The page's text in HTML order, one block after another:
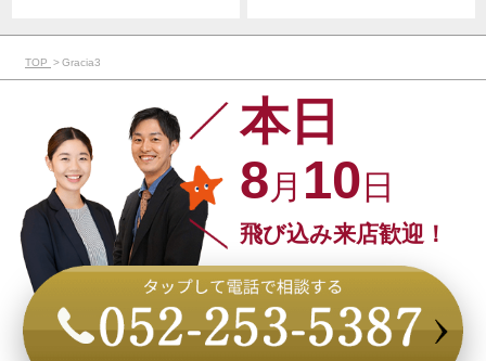
TOP Gracia3
本日
8 月 10 日
飛び込み来店歓迎！